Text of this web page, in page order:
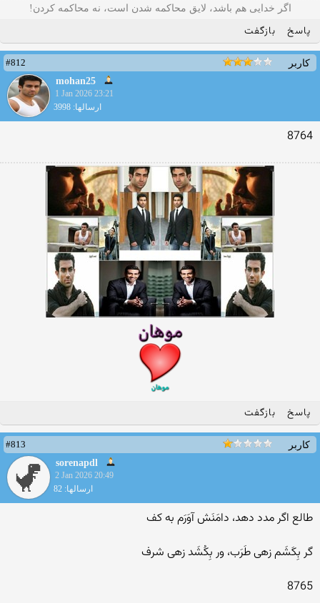
ﺍﮔﺮ ﺧﺪﺍﯾﯽ هم ﺑﺎﺷﺪ، ﻻﯾﻖ ﻣﺤﺎﮐﻤﻪ ﺷﺪﻥ ﺍﺳﺖ، ﻧﻪ ﻣﺤﺎﮐﻤﻪ ﮐﺮﺩﻥ!
پاسخ بازگفت
کاربر
#812
mohan25
1 Jan 2026 23:21
ارسالها: 3998
8764
پاسخ بازگفت
کاربر
#813
sorenapdl
2 Jan 2026 20:49
ارسالها: 82
طالع اگر مدد دهد، دامَنَش آوَرَم به کف
گر بِکَشَم زهی طَرَب، ور بِکُشَد زهی شرف
8765